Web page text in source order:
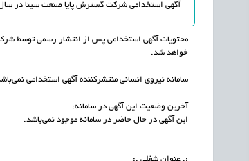
آگهی استخدامی شرکت گسترش پایا صنعت سینا در سال 1405 تا این تاریخ منتشر نشده و یا به اتمام رسیده
محتویات آگهی استخدامی پس از انتشار رسمی توسط
خواهد شد.
سامانه نیروی انسانی منتشرکننده آگهی استخدامی
آخرین وضعیت این آگهی در سامانه:
این آگهی در حال حاضر در سامانه موجود نمی‌باشد.